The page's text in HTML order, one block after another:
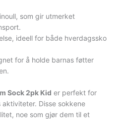
som gir utmerket
ideell for både hverdagssko
for å holde barnas føtter
Sock 2pk Kid er perfekt for
Disse sokkene
noe som gjør dem til et